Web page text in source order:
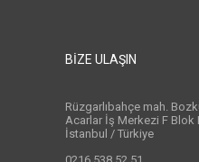
BIZE ULAŞIN
Rüzgarlıbahçe mah.
Acarlar İş Merkezi F Blok
İstanbul / Türkiye